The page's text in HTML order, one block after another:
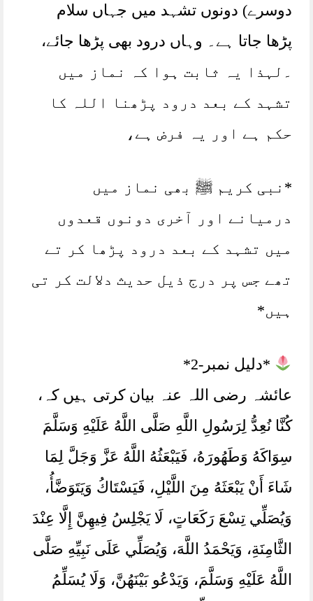
دوسرے) دونوں تشہد میں جہاں سلام
پڑھا جاتا ہے۔ وہاں درود بھی پڑھا جائے،
۔لہذا یہ ثابت ہوا کہ نماز میں
تشہد کے بعد درود پڑھنا اللہ کا
حکم ہے اور یہ فرض ہے،
*نبی کریم ﷺ بھی نماز میں
درمیانے اور آخری دونوں قعدوں
میں تشہد کے بعد درود پڑھا کر تے
تھے جس پر درج ذیل حدیث دلالت کر تی
ہیں*
*دلیل نمبر-2*
عائشہ رضی اللہ عنہ بیان کرتی ہیں کہ،
كُنَّا نُعِدُّ لِرَسُولِ اللَّهِ صَلَّى اللَّهُ عَلَيْهِ وَسَلَّمَ
سِوَاكَهُ وَطَهُورَهُ، فَيَبْعَثُهُ اللَّهُ عَزَّ وَجَلَّ لِمَا
شَاءَ أَنْ يَبْعَثَهُ مِنَ اللَّيْلِ، فَيَسْتَاكُ وَيَتَوَضَّأُ،
وَيُصَلِّي تِسْعَ رَكَعَاتٍ، لَا يَجْلِسُ فِيهِنَّ إِلَّا عِنْدَ
الثَّامِنَةِ، وَيَحْمَدُ اللَّهَ، وَيُصَلِّي عَلَى نَبِيِّهِ صَلَّى
اللَّهُ عَلَيْهِ وَسَلَّمَ، وَيَدْعُو بَيْنَهُنَّ، وَلَا يُسَلِّمُ